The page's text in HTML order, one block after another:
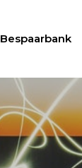
Bespaarbank